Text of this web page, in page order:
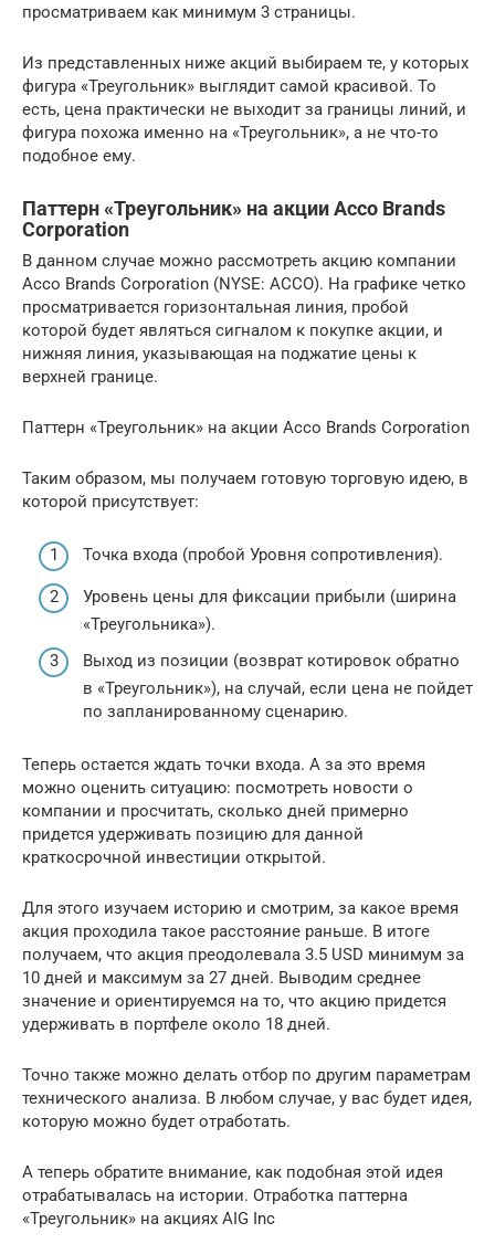
просматриваем как минимум 3 страницы.
Из представленных ниже акций выбираем те, у которых
фигура «Треугольник» выглядит самой красивой. То
есть, цена практически не выходит за границы линий, и
фигура похожа именно на «Треугольник», а не что-то
подобное ему.
Паттерн «Треугольник» на акции Acco Brands
Corporation
В данном случае можно рассмотреть акцию компании
Acco Brands Corporation (NYSE: ACCO). На графике четко
просматривается горизонтальная линия, пробой
которой будет являться сигналом к покупке акции, и
нижняя линия, указывающая на поджатие цены к
верхней границе.
Паттерн «Треугольник» на акции Acco Brands Corporation
Таким образом, мы получаем готовую торговую идею, в
которой присутствует:
Точка входа (пробой Уровня сопротивления).
Уровень цены для фиксации прибыли (ширина
«Треугольника»).
Выход из позиции (возврат котировок обратно
в «Треугольник»), на случай, если цена не пойдет
по запланированному сценарию.
Теперь остается ждать точки входа. А за это время
можно оценить ситуацию: посмотреть новости о
компании и просчитать, сколько дней примерно
придется удерживать позицию для данной
краткосрочной инвестиции открытой.
Для этого изучаем историю и смотрим, за какое время
акция проходила такое расстояние раньше. В итоге
получаем, что акция преодолевала 3.5 USD минимум за
10 дней и максимум за 27 дней. Выводим среднее
значение и ориентируемся на то, что акцию придется
удерживать в портфеле около 18 дней.
Точно также можно делать отбор по другим параметрам
технического анализа. В любом случае, у вас будет идея,
которую можно будет отработать.
А теперь обратите внимание, как подобная этой идея
отрабатывалась на истории. Отработка паттерна
«Треугольник» на акциях AIG Inc